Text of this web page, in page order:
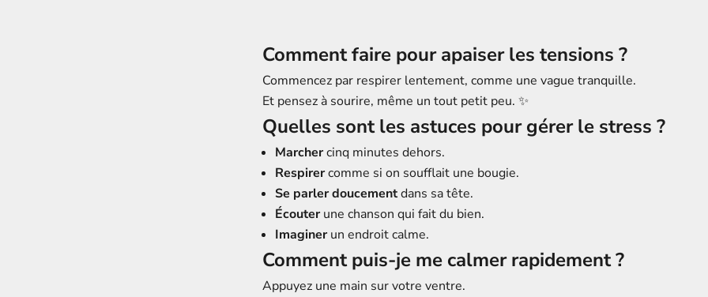
Comment faire pour apaiser les tensions ?
Commencez par respirer lentement, comme une vague tranquille.
Et pensez à sourire, même un tout petit peu. ✨
Quelles sont les astuces pour gérer le stress ?
Marchercinq minutes dehors.
Respirercomme si on soufflait une bougie.
Se parler doucementdans sa tête.
Écouter une chanson qui fait du bien.
Imaginer un endroit calme.
Comment puis-je me calmer rapidement ?
Appuyez une main sur votre ventre.